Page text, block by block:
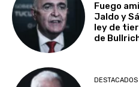
Fuego
Jaldo y
ley de
de
DESTACADOS